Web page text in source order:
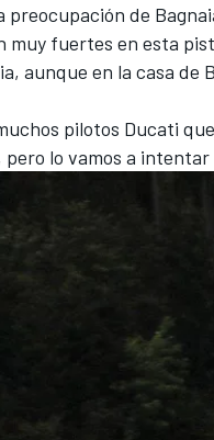
preocupación de
muy fuertes en esta
aunque en la casa de
pilotos Ducati
pero lo vamos a